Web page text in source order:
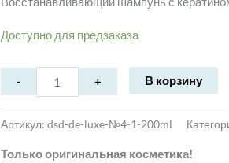
Доступно для предзаказа
В корзину
Артикул: dsd-de-luxe-№4-1-200ml
Только оригинальная косметика!